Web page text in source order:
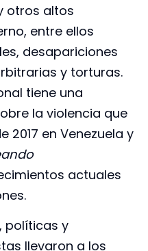
otros altos
entre ellos
desapariciones
y torturas.
tiene una
la violencia que
2017 en Venezuela y
actuales
políticas y
llevaron a los